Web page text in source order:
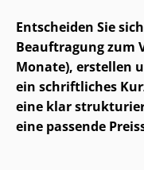
Entscheiden Sie
Beauftragung zum
Monate), erstellen
ein schriftliches
eine klar
eine passende